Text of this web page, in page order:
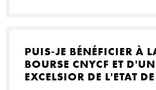
PUIS-JE BÉNÉFICIER À
BOURSE CNYCF ET
EXCELSIOR DE L'ETAT